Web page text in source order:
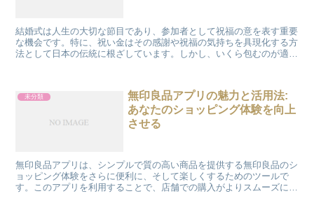
結婚式は人生の大切な節目であり、参加者として祝福の意を表す重要
な機会です。特に、祝い金はその感謝や祝福の気持ちを具現化する方
法として日本の伝統に根ざしています。しかし、いくら包むのが適切
未分類
無印良品アプリの魅力と活用法:
あなたのショッピング体験を向上
させる
無印良品アプリは、シンプルで質の高い商品を提供する無印良品のシ
ョッピング体験をさらに便利に、そして楽しくするためのツールで
す。このアプリを利用することで、店舗での購入がよりスムーズにな